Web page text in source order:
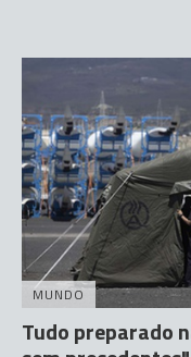
MUNDO
Tudo preparado